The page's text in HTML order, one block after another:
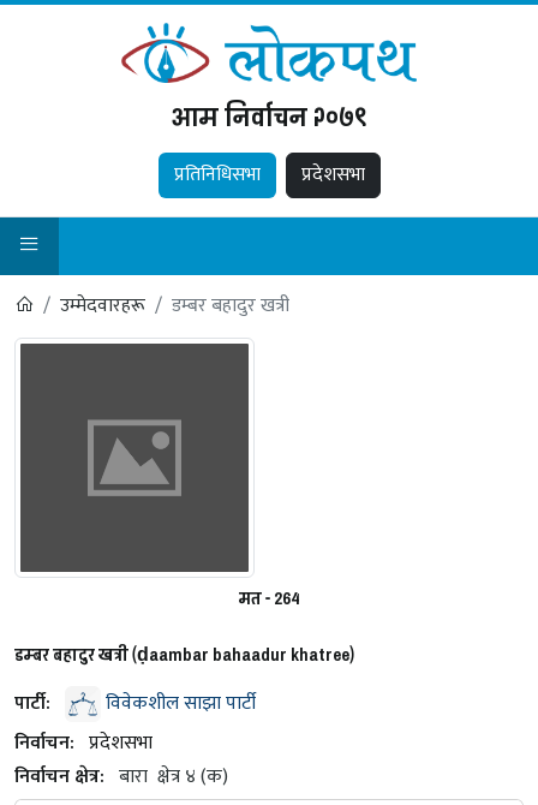
आम निर्वाचन २०७९
प्रतिनिधिसभा प्रदेशसभा
उम्मेदवारहरू डम्बर बहादुर खत्री
मत - 264
डम्बर बहादुर खत्री (ḍaambar bahaadur khatree)
पार्टी:
विवेकशील साझा पार्टी
निर्वाचन: प्रदेशसभा
निर्वाचन क्षेत्र: बारा क्षेत्र ४ (क)